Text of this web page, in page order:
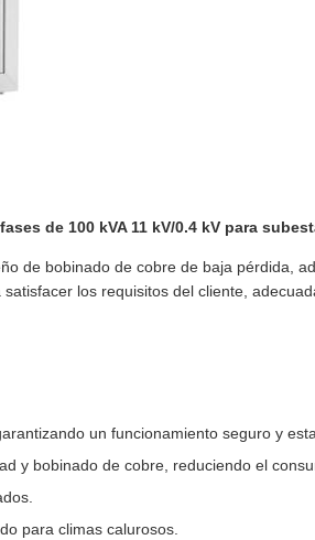
de 100 kVA 11 kV/0.4 kV para
de bobinado de cobre de baja pérdida,
los requisitos del cliente,
un funcionamiento seguro y
y bobinado de cobre, reduciendo el
para climas calurosos.